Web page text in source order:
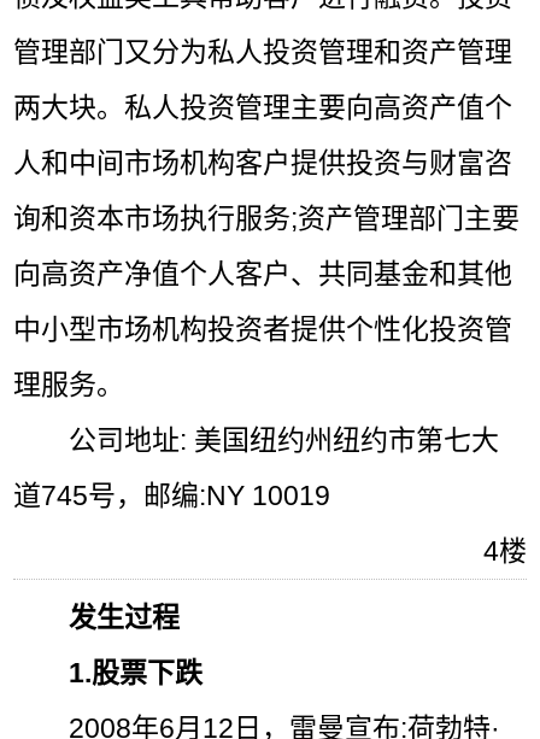
管理部门又分为私人投资管理和资产管理
两大块。私人投资管理主要向高资产值个
人和中间市场机构客户提供投资与财富咨
询和资本市场执行服务;资产管理部门主要
向高资产净值个人客户、共同基金和其他
中小型市场机构投资者提供个性化投资管
理服务。
公司地址: 美国纽约州纽约市第七大
道745号，邮编:NY 10019
4楼
发生过程
1.股票下跌
2008年6月12日，雷曼宣布:荷勃特·